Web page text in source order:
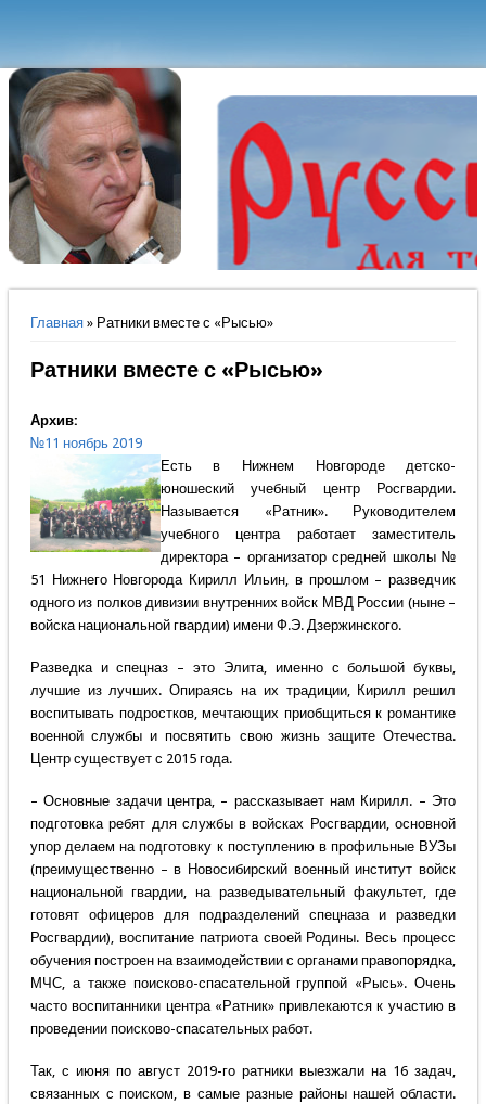
Вы здесь
Главная» Ратники вместе с «Рысью»
Ратники вместе с «Рысью»
Архив:
№11 ноябрь 2019
Есть в Нижнем Новгороде детско-
юношеский учебный центр Росгвардии.
Называется «Ратник». Руководителем
учебного центра работает заместитель
директора – организатор средней школы №
51 Нижнего Новгорода Кирилл Ильин, в прошлом – разведчик
одного из полков дивизии внутренних войск МВД России (ныне –
войска национальной гвардии) имени Ф.Э. Дзержинского.
Разведка и спецназ – это Элита, именно с большой буквы,
лучшие из лучших. Опираясь на их традиции, Кирилл решил
воспитывать подростков, мечтающих приобщиться к романтике
военной службы и посвятить свою жизнь защите Отечества.
Центр существует с 2015 года.
– Основные задачи центра, – рассказывает нам Кирилл. – Это
подготовка ребят для службы в войсках Росгвардии, основной
упор делаем на подготовку к поступлению в профильные ВУЗы
(преимущественно – в Новосибирский военный институт войск
национальной гвардии, на разведывательный факультет, где
готовят офицеров для подразделений спецназа и разведки
Росгвардии), воспитание патриота своей Родины. Весь процесс
обучения построен на взаимодействии с органами правопорядка,
МЧС, а также поисково-спасательной группой «Рысь». Очень
часто воспитанники центра «Ратник» привлекаются к участию в
проведении поисково-спасательных работ.
Так, с июня по август 2019-го ратники выезжали на 16 задач,
связанных с поиском, в самые разные районы нашей области.